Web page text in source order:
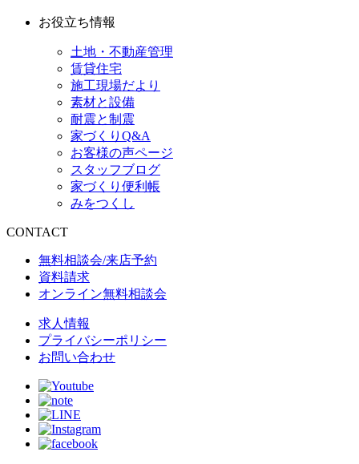
お役立ち情報
土地・不動産管理
賃貸住宅
施工現場だより
素材と設備
耐震と制震
家づくりQ&A
お客様の声ページ
スタッフブログ
家づくり便利帳
みをつくし
CONTACT
無料相談会/来店予約
資料請求
オンライン無料相談会
求人情報
プライバシーポリシー
お問い合わせ